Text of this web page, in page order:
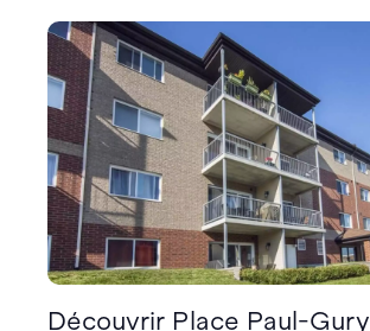
Découvrir Place Paul-Gury